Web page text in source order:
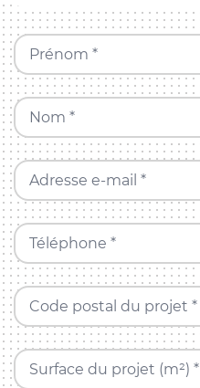
Prénom *
Nom *
Adresse e-mail *
Téléphone *
Code postal du projet *
Surface du projet (m²) *